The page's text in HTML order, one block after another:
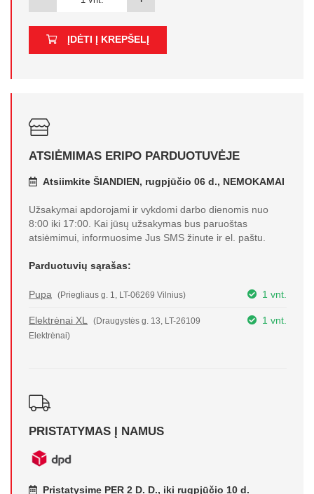
ĮDĖTI Į KREPŠELĮ
ATSIĖMIMAS ERIPO PARDUOTUVĖJE
Atsiimkite ŠIANDIEN, rugpjūčio 06 d., NEMOKAMAI
Užsakymai apdorojami ir vykdomi darbo dienomis nuo
8:00 iki 17:00. Kai jūsų užsakymas bus paruoštas
atsiėmimui, informuosime Jus SMS žinute ir el. paštu.
Parduotuvių sąrašas:
Pupa (Priegliaus g. 1, LT-06269 Vilnius) 1 vnt.
Elektrėnai XL
(Draugystės g. 13, LT-26109
Elektrėnai)
1 vnt.
PRISTATYMAS Į NAMUS
Pristatysime PER 2 D. D., iki rugpjūčio 10 d.